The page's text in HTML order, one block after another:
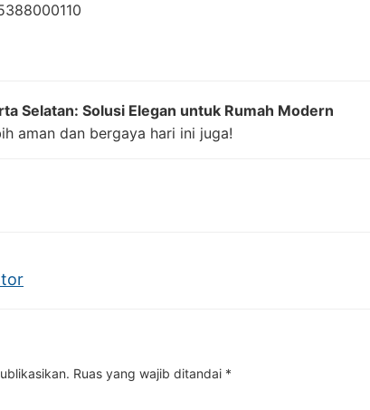
Selatan: Solusi Elegan untuk Rumah Modern
aman dan bergaya hari ini juga!
Ruas yang wajib ditandai *